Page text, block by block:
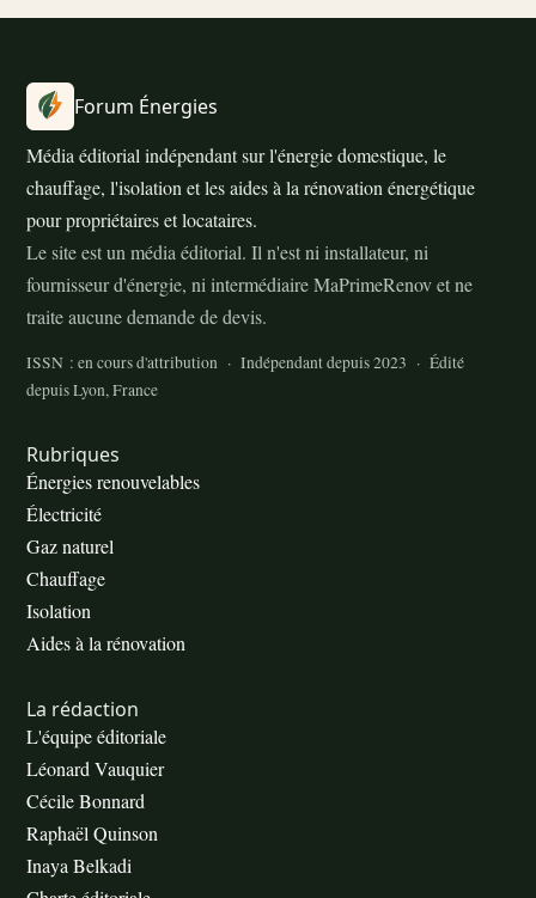
Forum Énergies
Média éditorial indépendant sur l'énergie domestique, le
chauffage, l'isolation et les aides à la rénovation énergétique
pour propriétaires et locataires.
Le site est un média éditorial. Il n'est ni installateur, ni
fournisseur d'énergie, ni intermédiaire MaPrimeRenov et ne
traite aucune demande de devis.
ISSN : en cours d'attribution · Indépendant depuis 2023 · Édité
depuis Lyon, France
Rubriques
Énergies renouvelables
Électricité
Gaz naturel
Chauffage
Isolation
Aides à la rénovation
La rédaction
L'équipe éditoriale
Léonard Vauquier
Cécile Bonnard
Raphaël Quinson
Inaya Belkadi